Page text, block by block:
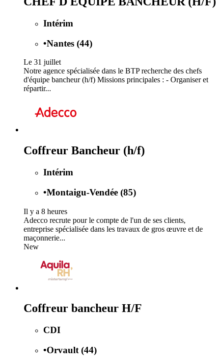
Intérim
•Nantes (44)
Le 31 juillet
Notre agence spécialisée dans le BTP recherche des chefs
d'équipe bancheur (h/f) Missions principales : - Organiser et
répartir...
Coffreur Bancheur (h/f)
Intérim
•Montaigu-Vendée (85)
Il y a 8 heures
Adecco recrute pour le compte de l'un de ses clients,
entreprise spécialisée dans les travaux de gros œuvre et de
maçonnerie...
New
Coffreur bancheur H/F
CDI
•Orvault (44)